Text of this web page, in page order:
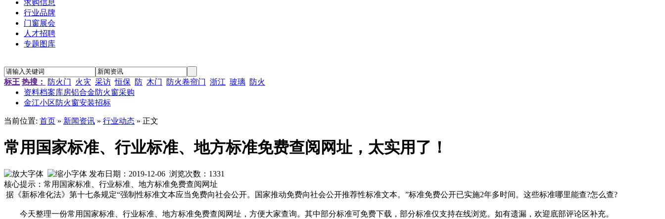
求购信息
行业品牌
门窗展会
人才招聘
专题图库
标王 热搜： 防火门 火灾 采访 恒保 防 木门 防火卷帘门 浙江 玻璃 防火
“新居工程”塑钢门窗工程施工招标公告
金江小区防火窗安装招标
南京通信研发基地防火门窗采购
资料档案库房铝合金防火窗采购
金江小区防火窗安装招标
当前位置: 首页 » 新闻资讯 » 行业动态 » 正文
常用国家标准、行业标准、地方标准免费查阅网址，太实用了！
发布日期：2019-12-06 浏览次数： 1331
核心提示：常用国家标准、行业标准、地方标准免费查阅网址
据《新标准化法》第十七条规定“强制性标准文本应当免费向社会公开。国家推动免费向社会公开推荐性标准文本。”标准免费公开已实施2年多时间。这些标准哪里能查?怎么查?
今天整理一份常用国家标准、行业标准、地方标准免费查阅网址，方便大家查询。其中部分标准可免费下载，部分标准仅支持在线浏览。如有遗漏，欢迎底部评论区补充。